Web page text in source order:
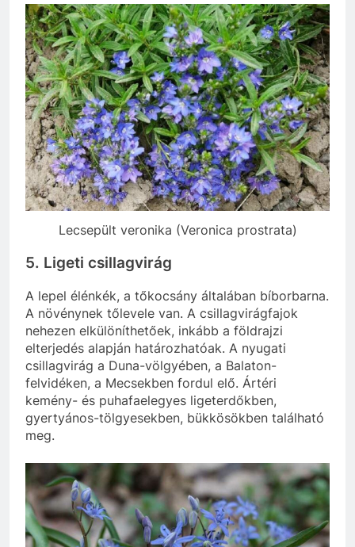
Lecsepült veronika (Veronica prostrata)
5. Ligeti csillagvirág
A lepel élénkék, a tőkocsány általában bíborbarna.
A növénynek tőlevele van. A csillagvirágfajok
nehezen elkülöníthetőek, inkább a földrajzi
elterjedés alapján határozhatóak. A nyugati
csillagvirág a Duna-völgyében, a Balaton-
felvidéken, a Mecsekben fordul elő. Ártéri
kemény- és puhafaelegyes ligeterdőkben,
gyertyános-tölgyesekben, bükkösökben található
meg.